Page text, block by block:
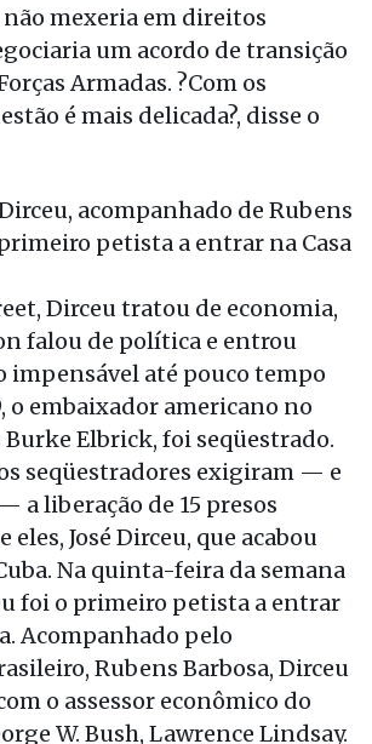
não mexeria em direitos
um acordo de transição
Armadas. ?Com os
é mais delicada?, disse o
acompanhado de Rubens
petista a entrar na Casa
Dirceu tratou de economia,
falou de política e entrou
até pouco tempo
o embaixador americano no
Burke Elbrick, foi seqüestrado.
seqüestradores exigiram — e
a liberação de 15 presos
José Dirceu, que acabou
Na quinta-feira da semana
foi o primeiro petista a entrar
Acompanhado pelo
Rubens Barbosa, Dirceu
o assessor econômico do
W. Bush, Lawrence Lindsay.